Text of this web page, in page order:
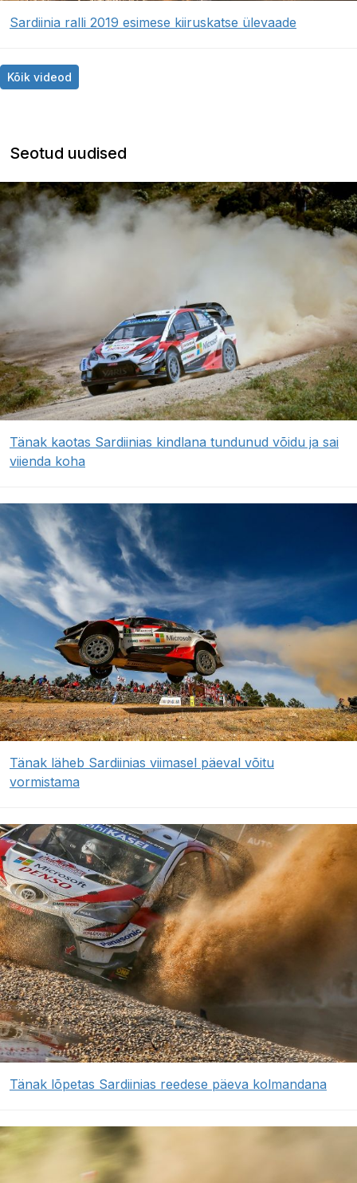
Sardiinia ralli 2019 esimese kiiruskatse ülevaade
Kõik videod
Seotud uudised
Tänak kaotas Sardiinias kindlana tundunud võidu ja sai
viienda koha
Tänak läheb Sardiinias viimasel päeval võitu
vormistama
Tänak lõpetas Sardiinias reedese päeva kolmandana